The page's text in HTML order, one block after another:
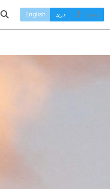
English دری پښتو